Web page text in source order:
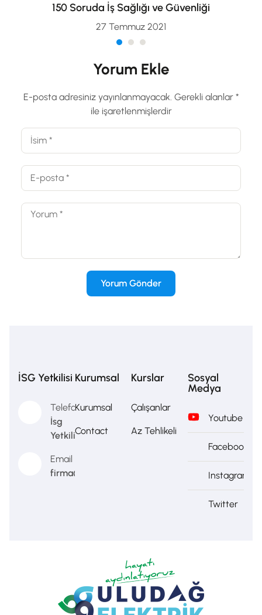
150 Soruda İş Sağlığı ve Güvenliği
27 Temmuz 2021
Yorum Ekle
E-posta adresiniz yayınlanmayacak. Gerekli alanlar *
ile işaretlenmişlerdir
İSG Yetkilisi
Telefon
İsg
Yetkilisi
Email
firma@firma.com
Kurumsal
Kurumsal
Contact
Kurslar
Çalışanlar
Az Tehlikeli
Sosyal
Medya
Youtube
Facebook
Instagram
Twitter